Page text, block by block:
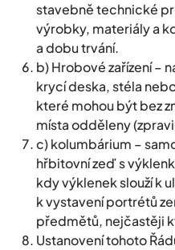
stavebně technické
výrobky, materiály a
a dobu trvání.
b) Hrobové zařízení –
krycí deska, stéla
které mohou být bez
místa odděleny
c) kolumbárium –
hřbitovní zeď s
kdy výklenek slouží k
k vystavení portrétů
předmětů, nejčastěji
Ustanovení tohoto